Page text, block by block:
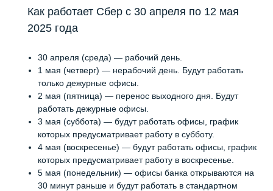
Как работает Сбер с 30 апреля по 12 мая
2025 года
30 апреля (среда) — рабочий день.
1 мая (четверг) — нерабочий день. Будут работать
только дежурные офисы.
2 мая (пятница) — перенос выходного дня. Будут
работать дежурные офисы.
3 мая (суббота) — будут работать офисы, график
которых предусматривает работу в субботу.
4 мая (воскресенье) — будут работать офисы, график
которых предусматривает работу в воскресенье.
5 мая (понедельник) — офисы банка открываются на
30 минут раньше и будут работать в стандартном